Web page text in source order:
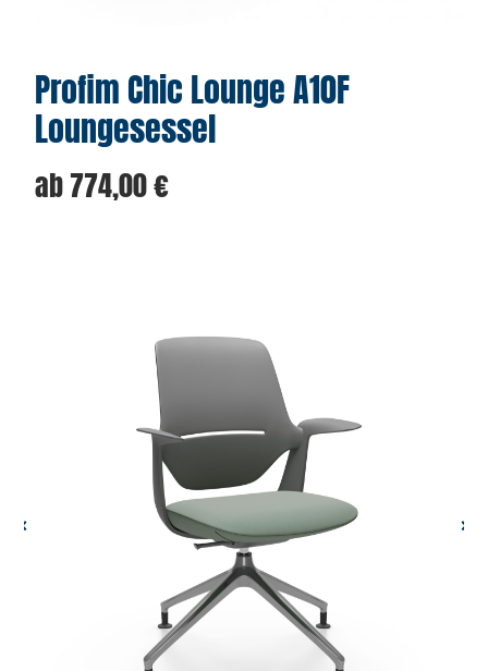
Profim Chic Lounge A10F
Loungesessel
ab774,00€